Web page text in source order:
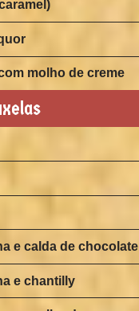
molho de creme
e calda de chocolate
e chantilly